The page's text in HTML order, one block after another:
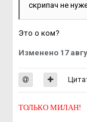
скрипач не
Это о ком?
Изменено 17
ТОЛЬКО МИЛАН!